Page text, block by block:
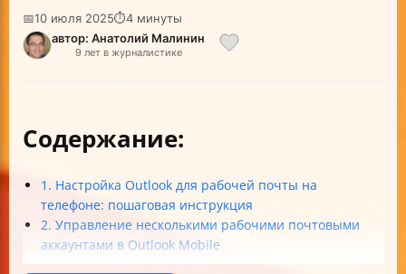
📅10 июля 2025⏱4 минуты
автор: Анатолий Малинин
9 лет в журналистике
Содержание:
1. Настройка Outlook для рабочей почты на
телефоне: пошаговая инструкция
2. Управление несколькими рабочими почтовыми
аккаунтами в Outlook Mobile
3. Синхронизация и безопасность: что важно знать